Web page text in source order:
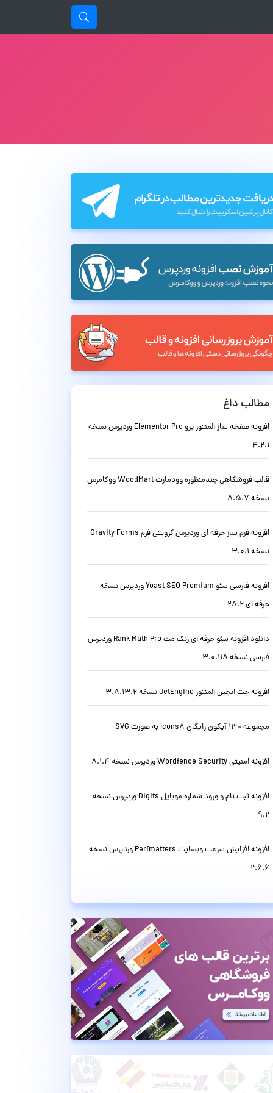
مطالب داغ
افزونه صفحه ساز المنتور پرو Elementor Pro وردپرس نسخه
4.2.1
قالب فروشگاهی چندمنظوره وودمارت WoodMart ووکامرس
نسخه 8.5.7
افزونه فرم ساز حرفه ای وردپرس گرویتی فرم Gravity Forms
نسخه 3.0.1
افزونه فارسی سئو Yoast SEO Premium وردپرس نسخه
حرفه ای 28.2
دانلود افزونه سئو حرفه ای رنک مث Rank Math Pro وردپرس
فارسی نسخه 3.0.118
افزونه جت انجین المنتور JetEngine نسخه 3.8.13.2
مجموعه 130 آیکون رایگان Icons8 به صورت SVG
افزونه امنیتی Wordfence Security وردپرس نسخه 8.1.4
افزونه ثبت نام و ورود شماره موبایل Digits وردپرس نسخه
9.2
افزونه افزایش سرعت وبسایت Perfmatters وردپرس نسخه
2.6.6